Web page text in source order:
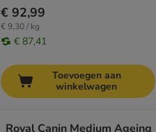
€ 92,99
€ 9,30 / kg
€ 87,41
Toevoegen aan
winkelwagen
Royal Canin Medium Ageing